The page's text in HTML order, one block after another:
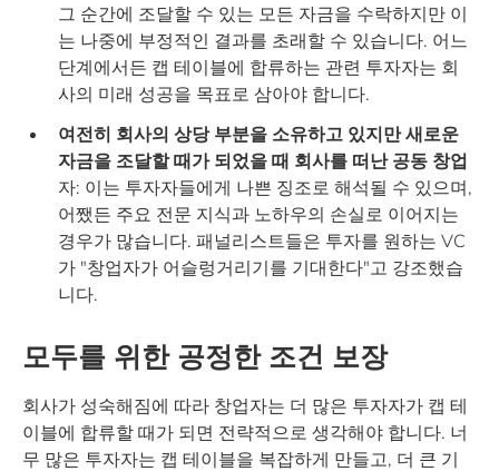
그 순간에 조달할 수 있는 모든 자금을 수락하지만 이
는 나중에 부정적인 결과를 초래할 수 있습니다. 어느
단계에서든 캡 테이블에 합류하는 관련 투자자는 회
사의 미래 성공을 목표로 삼아야 합니다.
여전히 회사의 상당 부분을 소유하고 있지만 새로운
자금을 조달할 때가 되었을 때 회사를 떠난 공동 창업
자: 이는 투자자들에게 나쁜 징조로 해석될 수 있으며,
어쨌든 주요 전문 지식과 노하우의 손실로 이어지는
경우가 많습니다. 패널리스트들은 투자를 원하는 VC
가 "창업자가 어슬렁거리기를 기대한다"고 강조했습
니다.
모두를 위한 공정한 조건 보장
회사가 성숙해짐에 따라 창업자는 더 많은 투자자가 캡 테
이블에 합류할 때가 되면 전략적으로 생각해야 합니다. 너
무 많은 투자자는 캡 테이블을 복잡하게 만들고, 더 큰 기